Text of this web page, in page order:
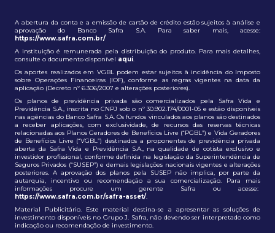
A abertura da conta e a emissão de cartão de crédito estão sujeitos à análise e
aprovação do Banco Safra S.A. Para saber mais, acesse:
https://www.safra.com.br/
A instituição é remunerada pela distribuição do produto. Para mais detalhes,
consulte o documento disponível aqui.
Os aportes realizados em VGBL podem estar sujeitos à incidência do Imposto
sobre Operações Financeiras (IOF), conforme as regras vigentes na data da
aplicação (Decreto nº 6.306/2007 e alterações posteriores).
Os planos de previdência privada são comercializados pela Safra Vida e
Previdência S.A., inscrita no CNPJ sob o nº 30.902.174/0001-05 e estão disponíveis
nas agências do Banco Safra S.A. Os fundos vinculados aos planos são destinados
a receber aplicações, com exclusividade, de recursos das reservas técnicas
relacionadas aos Planos Geradores de Benefícios Livre (“PGBL”) e Vida Geradores
de Benefícios Livre (“VGBL”) destinados a proponentes de previdência privada
aberta da Safra Vida e Previdência S.A., na qualidade de cotista exclusivo e
investidor profissional, conforme definida na legislação da Superintendência de
Seguros Privados (“SUSEP”) e demais legislações nacionais vigentes e alterações
posteriores. A aprovação dos planos pela SUSEP não implica, por parte da
autarquia, incentivo ou recomendação a sua comercialização. Para mais
informações procure um gerente Safra ou acesse:
https://www.safra.com.br/safra-asset/.
Material Publicitário. Este material destina-se a apresentar as soluções de
investimento disponíveis no Grupo J. Safra, não devendo ser interpretado como
indicação ou recomendação de investimento.